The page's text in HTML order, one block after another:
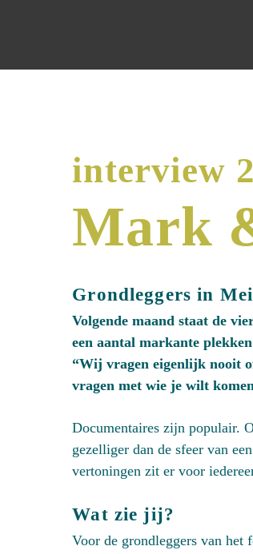
interview
Mark
Grondleggers in
Volgende maand staat de
een aantal markante
“Wij vragen eigenlijk nooit
vragen met wie je wilt
Documentaires zijn populair.
gezelliger dan de sfeer van
vertoningen zit er voor
Wat zie jij?
Voor de grondleggers van het